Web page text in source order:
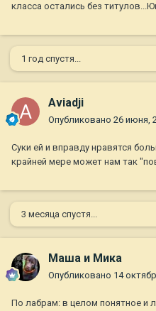
класса остались без
1 год спустя...
Aviadji
Опубликовано 26 июня,
Суки ей и вправду нравятся
крайней мере может нам так
3 месяца спустя...
Маша и Мика
Опубликовано 14
По лабрам: в целом понятное и